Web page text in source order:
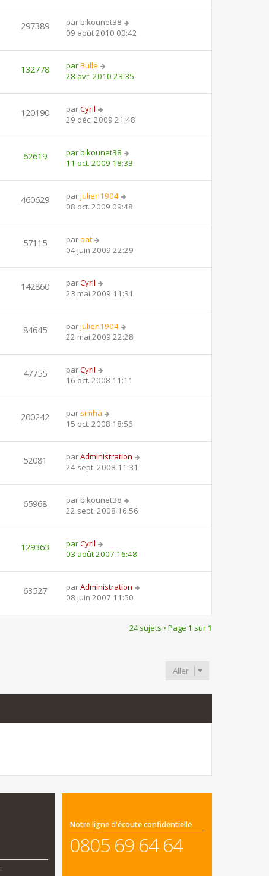
297389 par bikounet38
09 août 2010 00:42
132778 parBulle
28 avr. 2010 23:35
120190 parCyril
29 déc. 2009 21:48
62619 parbikounet38
11 oct. 2009 18:33
460629 parjulien1904
08 oct. 2009 09:48
57115 parpat
04 juin 2009 22:29
142860 parCyril
23 mai 2009 11:31
84645 parjulien1904
22 mai 2009 22:28
47755 parCyril
16 oct. 2008 11:11
200242 par simha
15 oct. 2008 18:56
52081 parAdministration
24 sept. 2008 11:31
65968 par bikounet38
22 sept. 2008 16:56
129363 parCyril
03 août 2007 16:48
63527 parAdministration
08 juin 2007 11:50
24 sujets • Page 1 sur1
Aller
Notre ligne d'écoute confidentielle
0805 69 64 64